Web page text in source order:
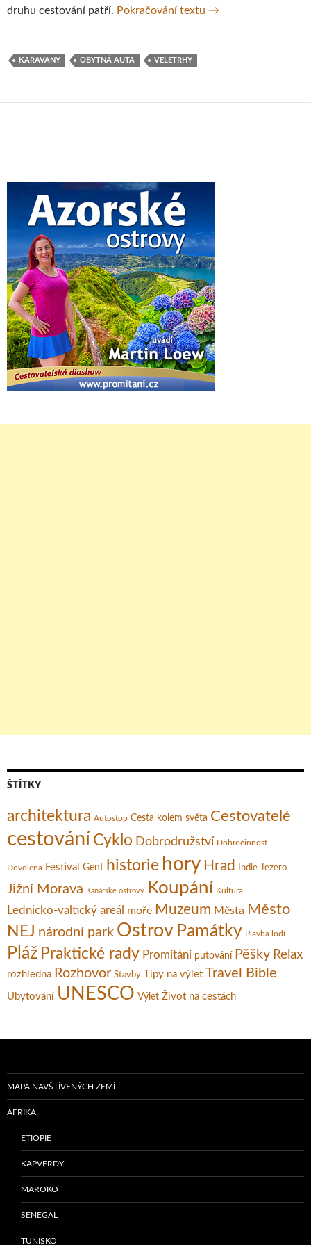
druhu cestování patří. Pokračování textu Rádi cestujete
→
KARAVANY OBYTNÁ AUTA VELETRHY
ŠTÍTKY
architektura Autostop Cesta kolem světa Cestovatelé
cestování Cyklo Dobrodružství Dobročinnost
Dovolená Festival Gent historie hory Hrad Indie Jezero
Jižní Morava Kanárské ostrovy Koupání Kultura
Lednicko-valtický areál moře Muzeum Města Město
NEJ národní park Ostrov Památky Plavba lodí
Pláž Praktické rady Promítání putování Pěšky Relax
rozhledna Rozhovor Stavby Tipy na výlet Travel Bible
Ubytování UNESCO Výlet Život na cestách
MAPA NAVŠTÍVENÝCH ZEMÍ
AFRIKA
ETIOPIE
KAPVERDY
MAROKO
SENEGAL
TUNISKO